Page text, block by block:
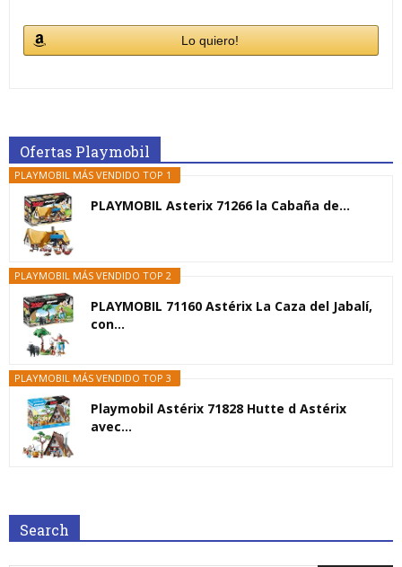
Lo quiero!
Ofertas Playmobil
PLAYMOBIL MÁS VENDIDO TOP 1
PLAYMOBIL Asterix 71266 la Cabaña de...
PLAYMOBIL MÁS VENDIDO TOP 2
PLAYMOBIL 71160 Astérix La Caza del Jabalí,
con...
PLAYMOBIL MÁS VENDIDO TOP 3
Playmobil Astérix 71828 Hutte d Astérix
avec...
Search